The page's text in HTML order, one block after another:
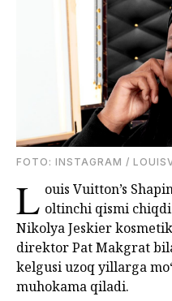
FOTO: INSTAGRAM /
L ouis Vuitton’s
oltinchi qismi
Nikolya Jeskier
direktor Pat Makgrat
kelgusi uzoq yillarga
muhokama qiladi.